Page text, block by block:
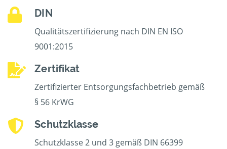
DIN
Qualitätszertifizierung nach DIN EN ISO
9001:2015
Zertifikat
Zertifizierter Entsorgungsfachbetrieb gemäß
§ 56 KrWG
Schutzklasse
Schutzklasse 2 und 3 gemäß DIN 66399